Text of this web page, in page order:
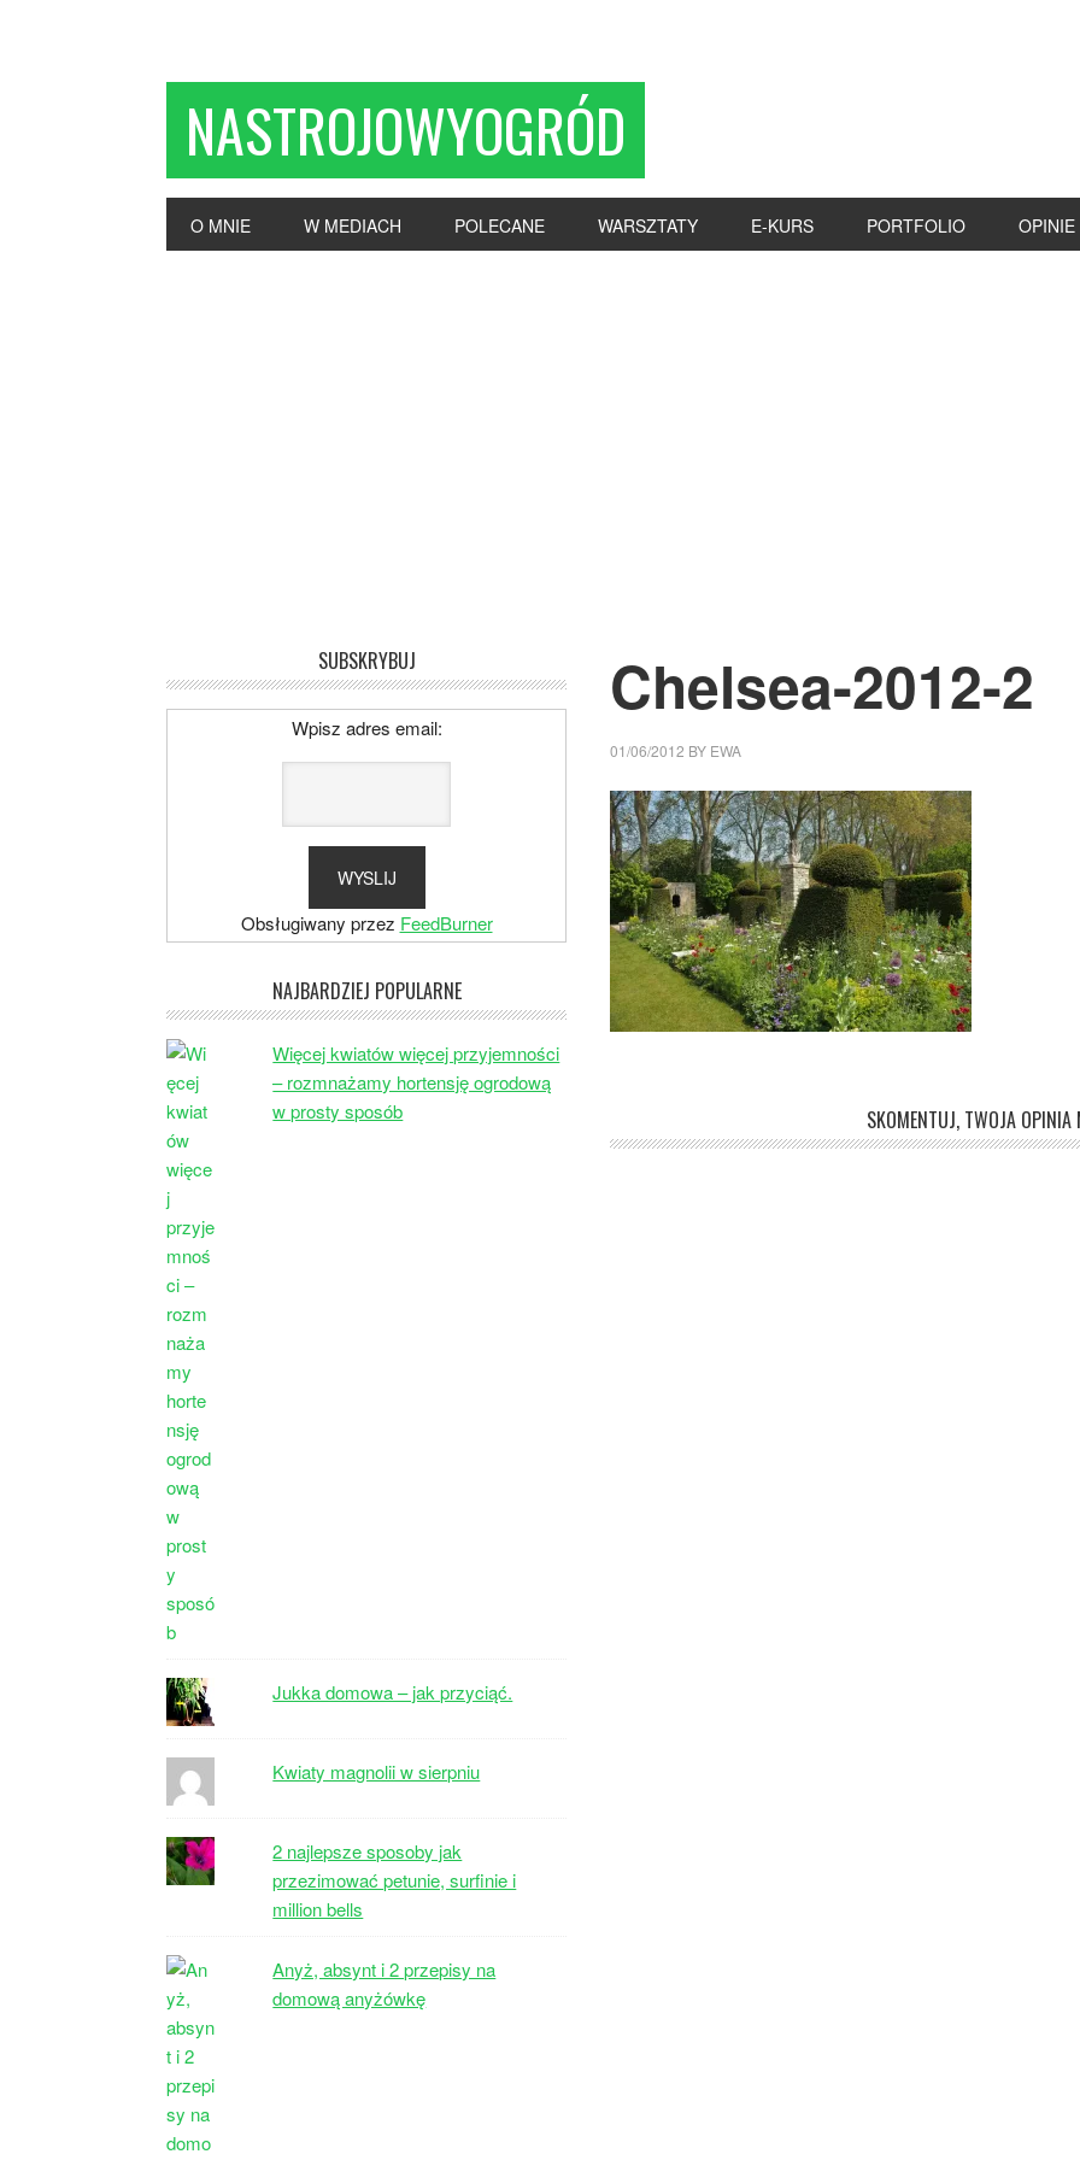
NASTROJOWYOGRÓD
O MNIE W MEDIACH POLECANE WARSZTATY E-KURS PORTFOLIO OPINIE
Chelsea-2012-2
01/06/2012 BY EWA
SKOMENTUJ, TWOJA OPINIA
SUBSKRYBUJ
Wpisz adres email:
Obsługiwany przez FeedBurner
NAJBARDZIEJ POPULARNE
Więcej kwiatów więcej przyjemności
– rozmnażamy hortensję ogrodową
w prosty sposób
Jukka domowa – jak przyciąć.
Kwiaty magnolii w sierpniu
2 najlepsze sposoby jak
przezimować petunie, surfinie i
million bells
Anyż, absynt i 2 przepisy na
domową anyżówkę